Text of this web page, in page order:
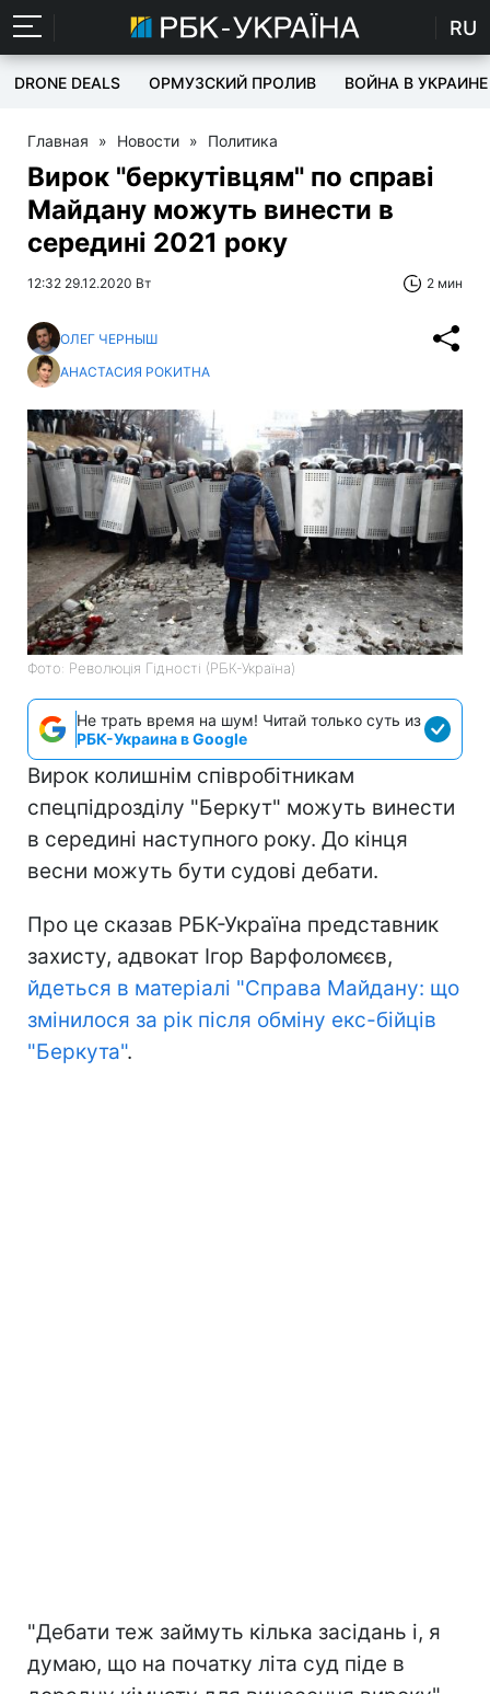
RU
DRONE DEALS ОРМУЗСКИЙ ПРОЛИВ ВОЙНА В УКРАИНЕ
Главная » Новости » Политика
Вирок "беркутівцям" по справі
Майдану можуть винести в
середині 2021 року
12:32 29.12.2020 Вт 2 мин
ОЛЕГ ЧЕРНЫШ
АНАСТАСИЯ РОКИТНА
Фото: Революція Гідності (РБК-Україна)
Не трать время на шум! Читай только суть из
РБК-Украина в Google
Вирок колишнім співробітникам
спецпідрозділу "Беркут" можуть винести
в середині наступного року. До кінця
весни можуть бути судові дебати.
Про це сказав РБК-Україна представник
захисту, адвокат Ігор Варфоломєєв,
йдеться в матеріалі "Справа Майдану: що
змінилося за рік після обміну екс-бійців
"Беркута".
"Дебати теж займуть кілька засідань і, я
думаю, що на початку літа суд піде в